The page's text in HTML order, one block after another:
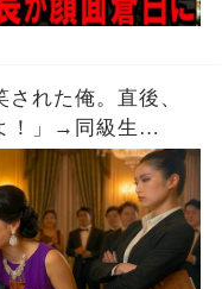
された俺。直後、
！」→同級生